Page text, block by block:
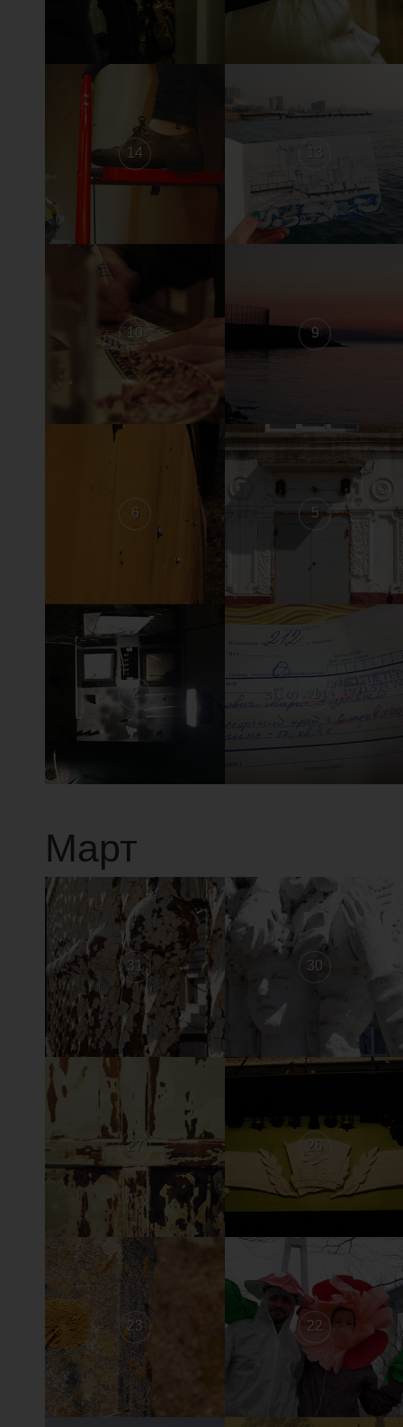
14 13
10 9
6 5
2 1
Март
31 30
27 26
23 22